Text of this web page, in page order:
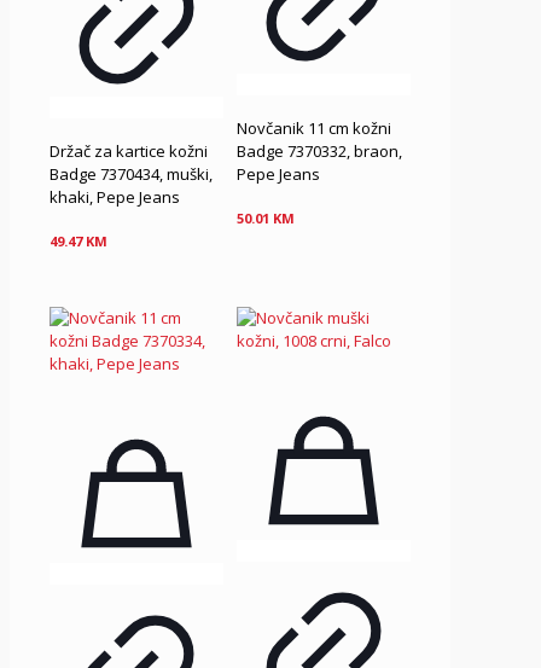
Držač za kartice kožni
Badge 7370434, muški,
khaki, Pepe Jeans
49.47 KM
Novčanik 11 cm kožni
Badge 7370332, braon,
Pepe Jeans
50.01 KM